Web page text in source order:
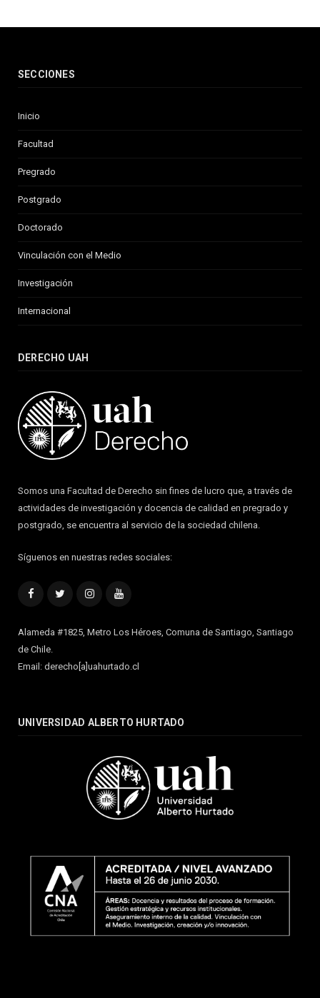
SECCIONES
Inicio
Facultad
Pregrado
Postgrado
Doctorado
Vinculación con el Medio
Investigación
Internacional
DERECHO UAH
Somos una Facultad de Derecho sin fines de lucro que, a través de
actividades de investigación y docencia de calidad en pregrado y
postgrado, se encuentra al servicio de la sociedad chilena.
Síguenos en nuestras redes sociales:
FacebookTwitterInstagramYouTube
Alameda #1825, Metro Los Héroes, Comuna de Santiago, Santiago
de Chile.
Email: derecho[a]uahurtado.cl
UNIVERSIDAD ALBERTO HURTADO